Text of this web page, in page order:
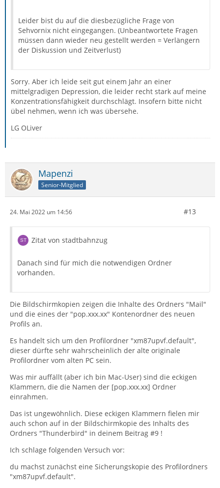
Leider bist du auf die diesbezügliche Frage von
Sehvornix nicht eingegangen. (Unbeantwortete Fragen
müssen dann wieder neu gestellt werden = Verlängern
der Diskussion und Zeitverlust)
Sorry. Aber ich leide seit gut einem Jahr an einer
mittelgradigen Depression, die leider recht stark auf meine
Konzentrationsfähigkeit durchschlägt. Insofern bitte nicht
übel nehmen, wenn ich was übersehe.
LG OLiver
Mapenzi
Senior-Mitglied
24. Mai 2022 um 14:56 #13
Zitat von stadtbahnzug
Danach sind für mich die notwendigen Ordner
vorhanden.
Die Bildschirmkopien zeigen die Inhalte des Ordners "Mail"
und die eines der "pop.xxx.xx" Kontenordner des neuen
Profils an.
Es handelt sich um den Profilordner "xm87upvf.default",
dieser dürfte sehr wahrscheinlich der alte originale
Profilordner vom alten PC sein.
Was mir auffällt (aber ich bin Mac-User) sind die eckigen
Klammern, die die Namen der [pop.xxx.xx] Ordner
einrahmen.
Das ist ungewöhnlich. Diese eckigen Klammern fielen mir
auch schon auf in der Bildschirmkopie des Inhalts des
Ordners "Thunderbird" in deinem Beitrag #9 !
Ich schlage folgenden Versuch vor:
du machst zunächst eine Sicherungskopie des Profilordners
"xm87upvf.default".